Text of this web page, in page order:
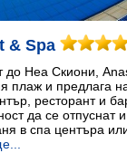
& Spa
до Неа Скиони,
плаж и предлага на
ресторант и
да се отпуснат
в спа центъра